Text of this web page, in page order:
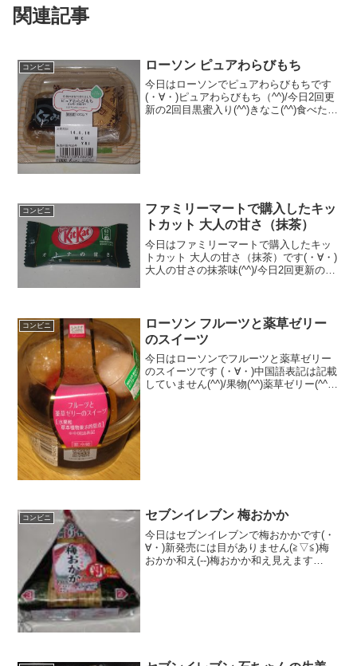
関連記事
コンビニ ローソン ピュアわらびもち
今日はローソンでピュアわらびもちです
(・∀・)ピュアわらびもち（^^)/今日2回更
新の2回目黒蜜入り(^^)きなこ(^^)食べた評
コンビニ
ファミリーマートで購入したキッ
トカット 大人の甘さ（抹茶）
今日はファミリーマートで購入したキッ
トカット 大人の甘さ（抹茶）です(・∀・)
大人の甘さの抹茶味(^^)/今日2回更新の1
★☆☆☆☆ ...
コンビニ
ローソン フルーツと薬草ゼリー
のスイーツ
今日はローソンでフルーツと薬草ゼリー
のスイーツです (・∀・)中国語表記は記載
していません(^^)/果物(^^)薬草ゼリー(^^)
コンビニ セブンイレブン 梅おかか
今日はセブンイレブンで梅おかかです(・
∀・)新発売には目がありません(≧▽≦)梅
おかか和え(--)梅おかか和え見えます